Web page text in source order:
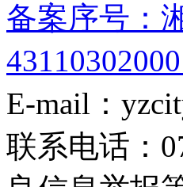
备案序号：
E-mail：
联系电话：